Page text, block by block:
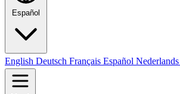
Español
English Deutsch Français Español Nederlands